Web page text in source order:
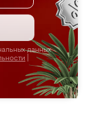
данных